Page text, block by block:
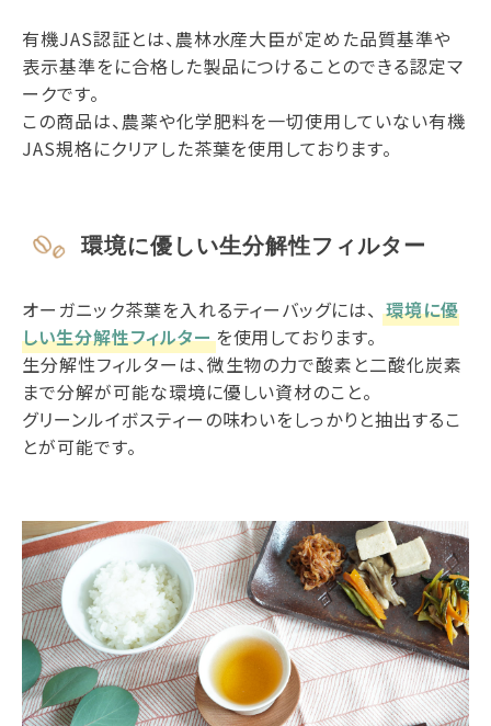
有機JAS認証とは、農林水産大臣が定めた品質基準や
表示基準をに合格した製品につけることのできる認定マ
ークです。
この商品は、農薬や化学肥料を一切使用していない有機
JAS規格にクリアした茶葉を使用しております。
環境に優しい生分解性フィルター
オーガニック茶葉を入れるティーバッグには、環境に優
しい生分解性フィルターを使用しております。
生分解性フィルターは、微生物の力で酸素と二酸化炭素
まで分解が可能な環境に優しい資材のこと。
グリーンルイボスティーの味わいをしっかりと抽出するこ
とが可能です。